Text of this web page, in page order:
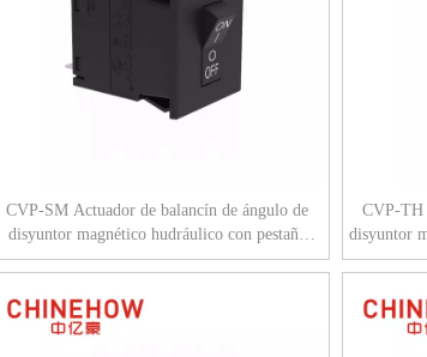
CVP-SM Actuador de balancín de ángulo de
disyuntor magnético hudráulico con pestaña
(QC250) 2P Negro
CVP-TH
disyuntor